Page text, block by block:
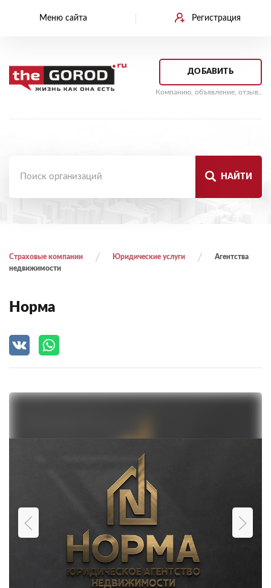
Меню сайта Регистрация
ДОБАВИТЬ
Компанию, объявление, отзыв..
НАЙТИ
Страховые компании Юридические услуги
Агентства
недвижимости
Норма